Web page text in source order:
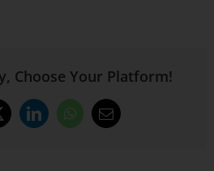
Choose Your Platform!
LinkedInWhatsApp
Email